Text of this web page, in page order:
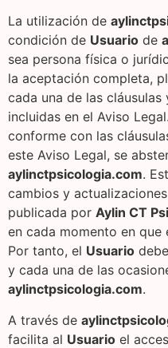
La utilización de
condición de Usuario de
sea persona física o
la aceptación completa,
cada una de las
incluidas en el Aviso
conforme con las
este Aviso Legal, se
aylinctpsicologia.com.
cambios y
publicada por Aylin CT
en cada momento en que
Por tanto, el Usuario
y cada una de las
aylinctpsicologia.com.
A través de
facilita al Usuario el